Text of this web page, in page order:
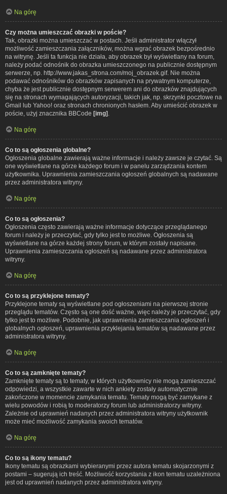
Na górę
Czy można umieszczać obrazki w poście?
Tak, obrazki można umieszczać w postach. Jeśli administrator włączył
możliwość zamieszczania załączników, można wgrać obrazek bezpośrednio
na witrynę. Jeśli ta funkcja nie działa, aby obrazek był wyświetlany na forum,
należy podać odnośnik do obrazka umieszczonego na publicznie dostępnym
serwerze, np. http://www.jakas_strona.com/moj_obrazek.gif. Nie można
podawać odnośników do obrazków zapisanych na prywatnym komputerze,
chyba że jest publicznie dostępnym serwerem ani do obrazków znajdujących
się na stronach wymagających autoryzacji, takich jak, np. skrzynki pocztowe na
Gmail lub Yahoo! oraz stronach chronionych hasłem. Aby umieścić obrazek w
poście, użyj znacznika BBCode [img]
Na górę
Co to są ogłoszenia globalne?
Ogłoszenia globalne zawierają ważne informacje i należy zawsze je czytać. Są
one wyświetlane na górze każdego forum i w panelu zarządzania kontem
użytkownika. Uprawnienia zamieszczania ogłoszeń globalnych są nadawane
przez administratora witryny.
Na górę
Co to są ogłoszenia?
Ogłoszenia często zawierają ważne informacje dotyczące przeglądanego
forum i należy je przeczytać, gdy tylko jest to możliwe. Ogłoszenia są
wyświetlane na górze każdej strony forum, w którym zostały napisane.
Uprawnienia zamieszczania ogłoszeń są nadawane przez administratora
witryny.
Na górę
Co to są przyklejone tematy?
Przyklejone tematy są wyświetlane pod ogłoszeniami na pierwszej stronie
przeglądu tematów. Często są one dość ważne, więc należy je przeczytać, gdy
tylko jest to możliwe. Podobnie, jak uprawnienia zamieszczania ogłoszeń i
globalnych ogłoszeń, uprawnienia przyklejania tematów są nadawane przez
administratora witryny.
Na górę
Co to są zamknięte tematy?
Zamknięte tematy są to tematy, w których użytkownicy nie mogą zamieszczać
odpowiedzi, a wszystkie zawarte w nich ankiety zostały automatycznie
zakończone w momencie zamykania tematu. Tematy mogą być zamykane z
wielu powodów i robią to moderatorzy forum lub administratorzy witryny.
Zależnie od uprawnień nadanych przez administratora witryny użytkownik
może mieć możliwość zamykania swoich tematów.
Na górę
Co to są ikony tematu?
Ikony tematu są obrazkami wybieranymi przez autora tematu skojarzonymi z
postami – sugerują ich treść. Możliwość korzystania z ikon tematu uzależniona
jest od uprawnień nadanych przez administratora witryny.